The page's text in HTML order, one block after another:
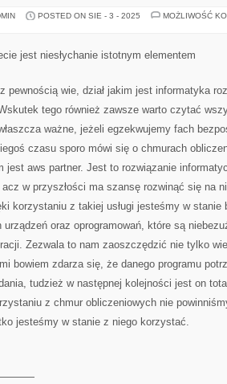
POSTED ON SIE - 3 - 2025
MOŻLIWOŚĆ
jest niesłychanie istotnym elementem
pewnością wie, dział jakim jest informatyka
tego również zawsze warto czytać
ważne, jeżeli egzekwujemy fach
czasu sporo mówi się o chmurach
jest aws partner. Jest to rozwiązanie
w przyszłości ma szansę rozwinąć się na
korzystaniu z takiej usługi jesteśmy w stanie
urządzeń oraz oprogramowań, które są
Zezwala to nam zaoszczędzić nie tylko
bowiem zdarza się, że danego programu
tudzież w następnej kolejności jest on
z chmur obliczeniowych nie
jesteśmy w stanie z niego korzystać.